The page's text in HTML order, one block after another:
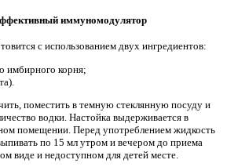
иммуномодулятор
с использованием двух ингредиентов:
имбирного корня;
поместить в темную стеклянную посуду и
водки. Настойка выдерживается в
помещении. Перед употреблением жидкость
по 15 мл утром и вечером до приема
виде и недоступном для детей месте.